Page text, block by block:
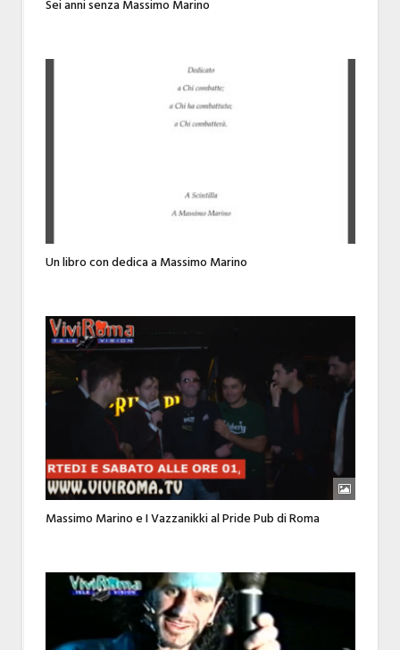
Sei anni senza Massimo Marino
Un libro con dedica a Massimo Marino
Massimo Marino e I Vazzanikki al Pride Pub di Roma